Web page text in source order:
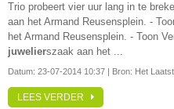
Trio probeert vier uur lang in te
aan het Armand Reusensplein. -
het Armand Reusensplein. - Toon
juwelierszaak aan het ...
Datum: 23-07-2014 10:37 | Bron: Het
LEES VERDER